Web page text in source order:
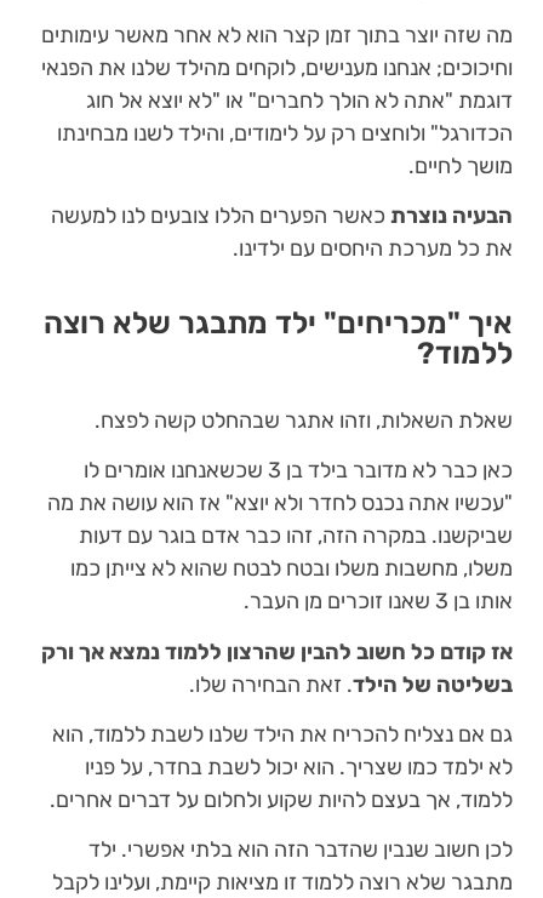
מה שזה יוצר בתוך זמן קצר הוא לא אחר מאשר עימותים
וחיכוכים; אנחנו מענישים, לוקחים מהילד שלנו את הפנאי
דוגמת "אתה לא הולך לחברים" או "לא יוצא אל חוג
הכדורגל" ולוחצים רק על לימודים, והילד לשנו מבחינתו
מושך לחיים.
הבעיה נוצרת כאשר הפערים הללו צובעים לנו למעשה
את כל מערכת היחסים עם ילדינו.
איך "מכריחים" ילד מתבגר שלא רוצה
ללמוד?
שאלת השאלות, וזהו אתגר שבהחלט קשה לפצח.
כאן כבר לא מדובר בילד בן 3 שכשאנחנו אומרים לו
"עכשיו אתה נכנס לחדר ולא יוצא" אז הוא עושה את מה
שביקשנו. במקרה הזה, זהו כבר אדם בוגר עם דעות
משלו, מחשבות משלו ובטח לבטח שהוא לא צייתן כמו
אותו בן 3 שאנו זוכרים מן העבר.
אז קודם כל חשוב להבין שהרצון ללמוד נמצא אך ורק
בשליטה של הילד. זאת הבחירה שלו.
גם אם נצליח להכריח את הילד שלנו לשבת ללמוד, הוא
לא ילמד כמו שצריך. הוא יכול לשבת בחדר, על פניו
ללמוד, אך בעצם להיות שקוע ולחלום על דברים אחרים.
לכן חשוב שנבין שהדבר הזה הוא בלתי אפשרי. ילד
מתבגר שלא רוצה ללמוד זו מציאות קיימת, ועלינו לקבל